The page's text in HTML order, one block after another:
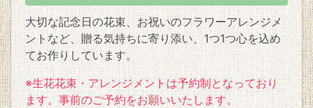
大切な記念日の花束、お祝いのフラワーアレンジメ
ントなど、贈る気持ちに寄り添い、1つ1つ心を込め
てお作りしています。
※生花花束・アレンジメントは予約制となっており
ます。事前のご予約をお願いいたします。